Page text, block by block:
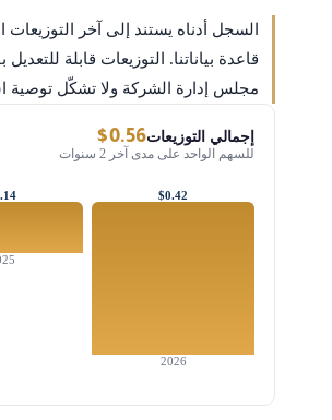
السجل أدناه يستند إلى آخر التوزيعات
قاعدة بياناتنا. التوزيعات قابلة للتعديل
مجلس إدارة الشركة ولا تشكّل توصية
إجمالي التوزيعات$0.56
للسهم الواحد على مدى آخر 2 سنوات
$0.42
2026